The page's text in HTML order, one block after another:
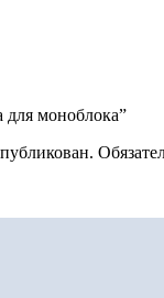
для моноблока”